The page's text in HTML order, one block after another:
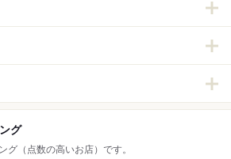
グ
グ（点数の高いお店）です。